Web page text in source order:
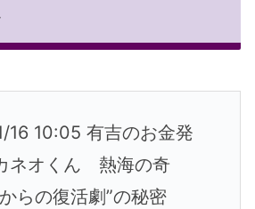
16 10:05 有吉のお金発
ネオくん 熱海の奇
らの復活劇”の秘密